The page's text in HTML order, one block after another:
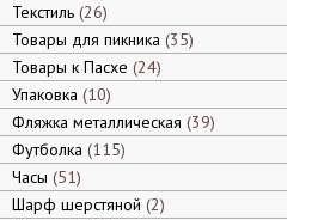
Текстиль 26
Товары для пикника 35
Товары к Пасхе 24
Упаковка 10
Фляжка металлическая 39
Футболка 115
Часы 51
Шарф шерстяной 2